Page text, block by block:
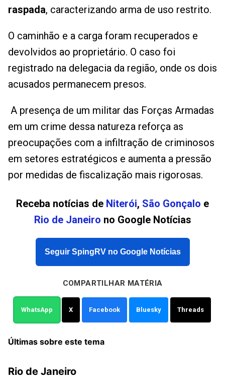
raspada, caracterizando arma de uso restrito.
O caminhão e a carga foram recuperados e
devolvidos ao proprietário. O caso foi
registrado na delegacia da região, onde os dois
acusados permanecem presos.
A presença de um militar das Forças Armadas
em um crime dessa natureza reforça as
preocupações com a infiltração de criminosos
em setores estratégicos e aumenta a pressão
por medidas de fiscalização mais rigorosas.
Receba notícias de Niterói, São Gonçalo e
Rio de Janeiro no Google Notícias
Seguir SpingRV no Google Notícias
COMPARTILHAR MATÉRIA
WhatsApp X Facebook Bluesky Threads
Últimas sobre este tema
Rio de Janeiro